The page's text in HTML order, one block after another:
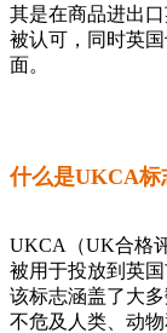
其是在商品进出
被认可，同时英
面。
什么是UKCA标
UKCA（UK合格
被用于投放到英
该标志涵盖了大
不危及人类、动